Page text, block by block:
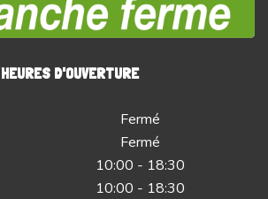
HEURES D'OUVERTURE
Fermé
Fermé
10:00 - 18:30
10:00 - 18:30